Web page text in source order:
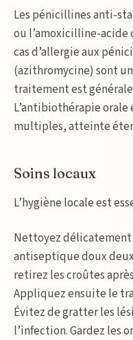
Les pénicillines anti-
ou l’amoxicilline-acide
cas d’allergie aux
(azithromycine) sont
traitement est
L’antibiothérapie orale
multiples, atteinte
Soins locaux
L’hygiène locale est
Nettoyez délicatement
antiseptique doux
retirez les croûtes
Appliquez ensuite le
Évitez de gratter les
l’infection. Gardez les